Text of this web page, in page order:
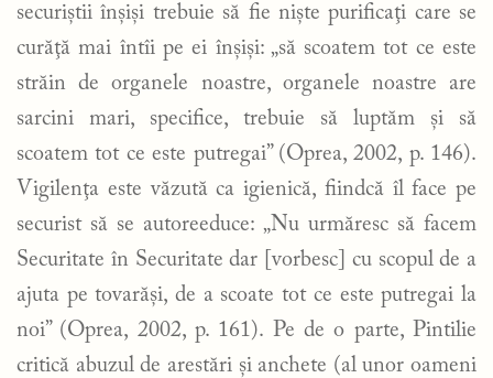
securiştii înşişi trebuie să fie nişte purificaţi care se
curăţă mai întîi pe ei înşişi: „să scoatem tot ce este
străin de organele noastre, organele noastre are
sarcini mari, specifice, trebuie să luptăm şi să
scoatem tot ce este putregai” (Oprea, 2002, p. 146).
Vigilenţa este văzută ca igienică, fiindcă îl face pe
securist să se autoreeduce: „Nu urmăresc să facem
Securitate în Securitate dar [vorbesc] cu scopul de a
ajuta pe tovarăşi, de a scoate tot ce este putregai la
noi” (Oprea, 2002, p. 161). Pe de o parte, Pintilie
critică abuzul de arestări şi anchete (al unor oameni